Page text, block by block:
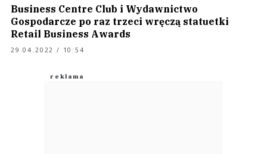
Business Centre Club i Wydawnictwo
Gospodarcze po raz trzeci wręczą statuetki
Retail Business Awards
29.04.2022 / 10:54